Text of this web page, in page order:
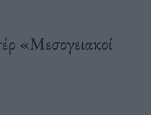
«Μεσογειακοί